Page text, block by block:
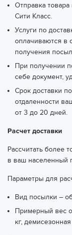
Отправка
Сити Класс.
Услуги по
оплачиваются в
получения
При получении
себе документ,
Срок доставки
отдаленности
от 3 до 20 дней.
Расчет доставки
Рассчитать более
в ваш населенный
Параметры для
Вид посылки –
Примерный вес
кг,